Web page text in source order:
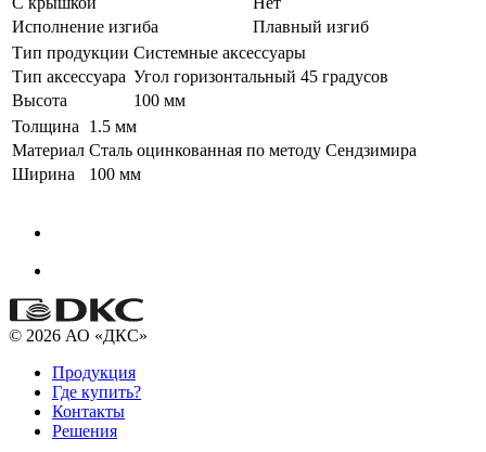
Исполнение изгиба
Плавный изгиб
Тип продукции Системные аксессуары
Тип аксессуара Угол горизонтальный 45 градусов
Высота
100 мм
Толщина
1.5 мм
Материал Сталь оцинкованная по методу Сендзимира
Ширина
100 мм
© 2026 АО «ДКС»
Продукция
Где купить?
Контакты
Решения